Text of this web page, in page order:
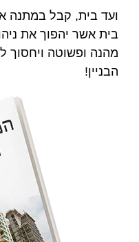
ועד בית, קבל במתנה
בית אשר יהפוך את
מהנה ופשוטה ויחסוך
הבניין!